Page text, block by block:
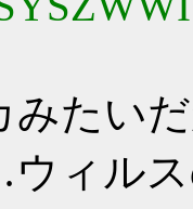
みたい
ィル